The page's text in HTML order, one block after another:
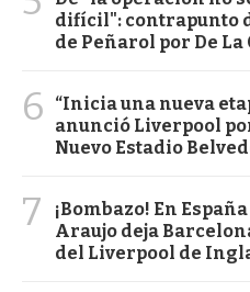
difícil": contrapunto
de Peñarol por De La
6
“Inicia una nueva
anunció Liverpool
Nuevo Estadio
7
¡Bombazo! En
Araujo deja
del Liverpool de